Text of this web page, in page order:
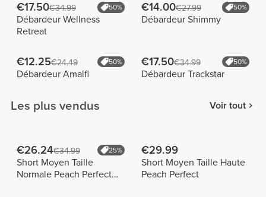
€17.50€34.99 50%
Débardeur Wellness
Retreat
€14.00€27.99 50%
Débardeur Shimmy
€12.25€24.49 50%
Débardeur Amalfi
€17.50€34.99 50%
Débardeur Trackstar
Les plus vendus Voir tout
€26.24€34.99 25%
Short Moyen Taille
Normale Peach Perfect
€29.99
Short Moyen Taille Haute
Peach Perfect